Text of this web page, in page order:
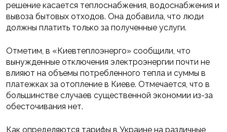
решение касается теплоснабжения, водоснабжения и
вывоза бытовых отходов. Она добавила, что люди
должны платить только за полученные услуги.
Отметим, в «Киевтеплоэнерго» сообщили, что
вынужденные отключения электроэнергии почти не
влияют на объемы потребленного тепла и суммы в
платежках за отопление в Киеве. Отмечается, что в
большинстве случаев существенной экономии из-за
обесточивания нет.
Как определяются тарифы в Украине на различные